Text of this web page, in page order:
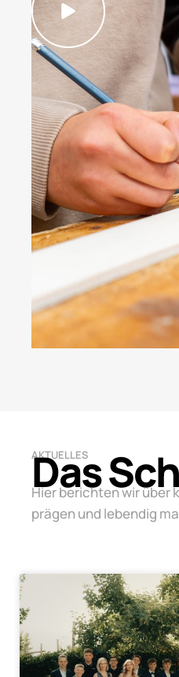
AKTUELLES
Das
Hier berichten wir über
prägen und lebendig